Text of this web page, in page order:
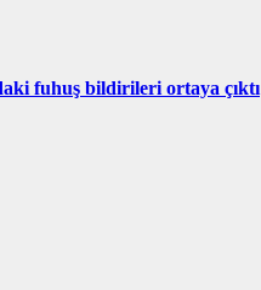
fuhuş bildirileri ortaya çıktı